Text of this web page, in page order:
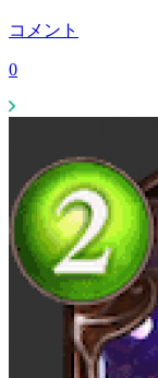
コメント
0